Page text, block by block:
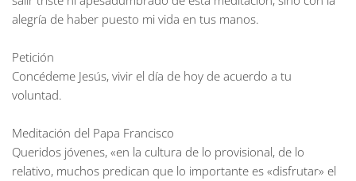
alegría de haber puesto mi vida en tus manos.
Petición
Concédeme Jesús, vivir el día de hoy de acuerdo a tu
voluntad.
Meditación del Papa Francisco
Queridos jóvenes, «en la cultura de lo provisional, de lo
relativo, muchos predican que lo importante es «disfrutar» el